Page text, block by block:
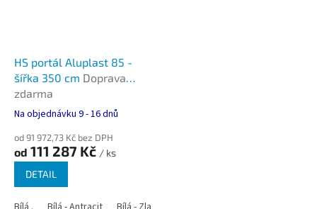
HS portál Aluplast 85 -
šířka 350 cm Doprava
zdarma
Na objednávku 9 - 16 dnů
od 91 972,73 Kč bez DPH
od 111 287 Kč / ks
DETAIL